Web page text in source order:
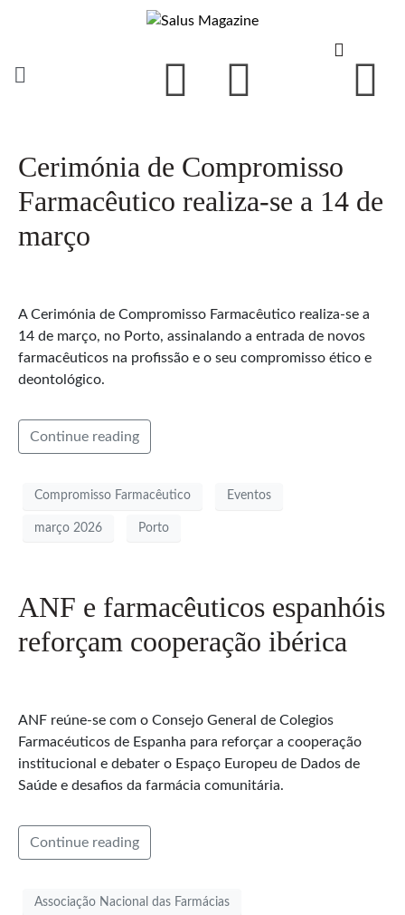
Cerimónia de Compromisso
Farmacêutico realiza-se a 14 de
março
A Cerimónia de Compromisso Farmacêutico realiza-se a
14 de março, no Porto, assinalando a entrada de novos
farmacêuticos na profissão e o seu compromisso ético e
deontológico.
Continue reading
Compromisso Farmacêutico Eventos
março 2026 Porto
ANF e farmacêuticos espanhóis
reforçam cooperação ibérica
ANF reúne-se com o Consejo General de Colegios
Farmacéuticos de Espanha para reforçar a cooperação
institucional e debater o Espaço Europeu de Dados de
Saúde e desafios da farmácia comunitária.
Continue reading
Associação Nacional das Farmácias